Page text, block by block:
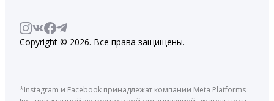
Copyright © 2026. Все права защищены.
*Instagram и Facebook принадлежат компании Meta Platforms